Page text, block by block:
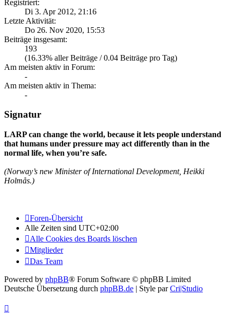
Registriert:
Di 3. Apr 2012, 21:16
Letzte Aktivität:
Do 26. Nov 2020, 15:53
Beiträge insgesamt:
193
(16.33% aller Beiträge / 0.04 Beiträge pro Tag)
Am meisten aktiv in Forum:
-
Am meisten aktiv in Thema:
-
Signatur
LARP can change the world, because it lets people understand
that humans under pressure may act differently than in the
normal life, when you’re safe.
(Norway’s new Minister of International Development, Heikki
Holmås.)
Foren-Übersicht
Alle Zeiten sind UTC+02:00
Alle Cookies des Boards löschen
Mitglieder
Das Team
Powered by phpBB® Forum Software © phpBB Limited
Deutsche Übersetzung durch phpBB.de | Style parCri|Studio